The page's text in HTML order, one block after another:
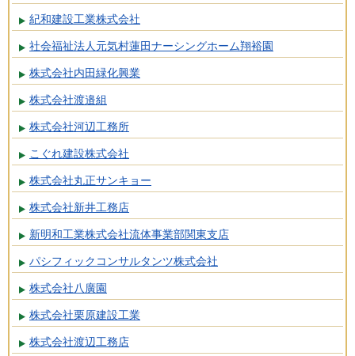
紀和建設工業株式会社
社会福祉法人元気村蓮田ナーシングホーム翔裕園
株式会社内田緑化興業
株式会社渡邉組
株式会社河辺工務所
こぐれ建設株式会社
株式会社丸正サンキョー
株式会社新井工務店
新明和工業株式会社流体事業部関東支店
パシフィックコンサルタンツ株式会社
株式会社八廣園
株式会社栗原建設工業
株式会社渡辺工務店